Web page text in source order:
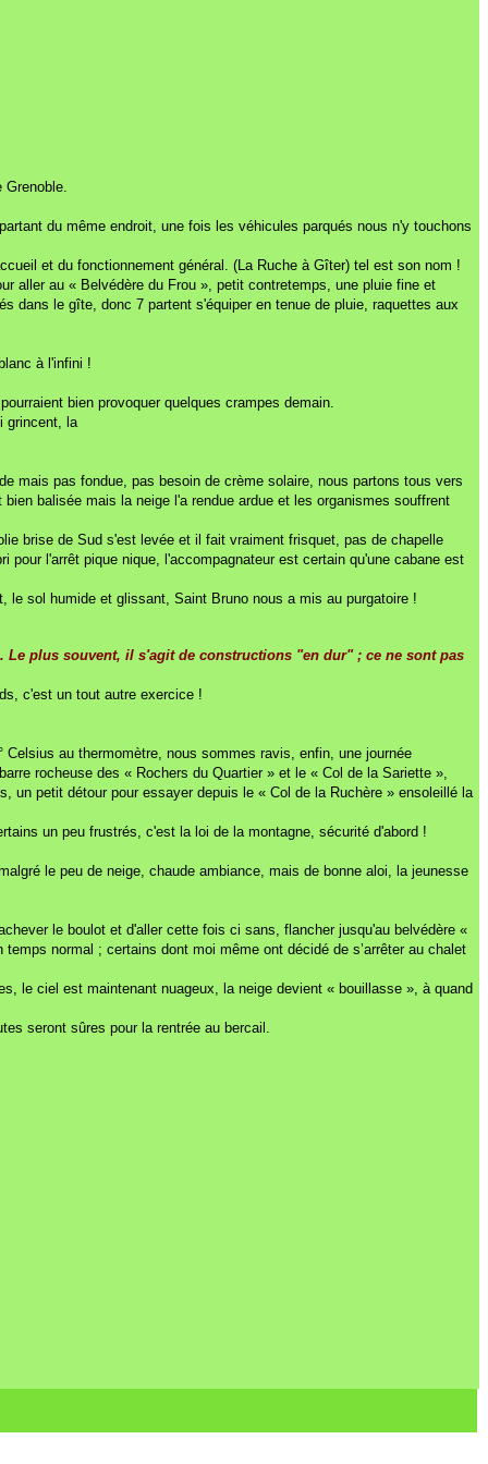
du même endroit, une fois les véhicules parqués nous n'y touchons
et du fonctionnement général. (La Ruche à Gîter) tel est son nom !
aller au « Belvédère du Frou », petit contretemps, une pluie fine et
dans le gîte, donc 7 partent s'équiper en tenue de pluie, raquettes aux
à l'infini !
bien provoquer quelques crampes demain.
grincent, la
mais pas fondue, pas besoin de crème solaire, nous partons tous vers
balisée mais la neige l'a rendue ardue et les organismes souffrent
brise de Sud s'est levée et il fait vraiment frisquet, pas de chapelle
l'arrêt pique nique, l'accompagnateur est certain qu'une cabane est
le sol humide et glissant, Saint Bruno nous a mis au purgatoire !
plus souvent, il s'agit de constructions "en dur" ; ce ne sont pas
c'est un tout autre exercice !
au thermomètre, nous sommes ravis, enfin, une journée
rocheuse des « Rochers du Quartier » et le « Col de la Sariette »,
un petit détour pour essayer depuis le « Col de la Ruchère » ensoleillé la
un peu frustrés, c'est la loi de la montagne, sécurité d'abord !
le peu de neige, chaude ambiance, mais de bonne aloi, la jeunesse
le boulot et d'aller cette fois ci sans, flancher jusqu'au belvédère «
normal ; certains dont moi même ont décidé de s’arrêter au chalet
le ciel est maintenant nuageux, la neige devient « bouillasse », à quand
seront sûres pour la rentrée au bercail.